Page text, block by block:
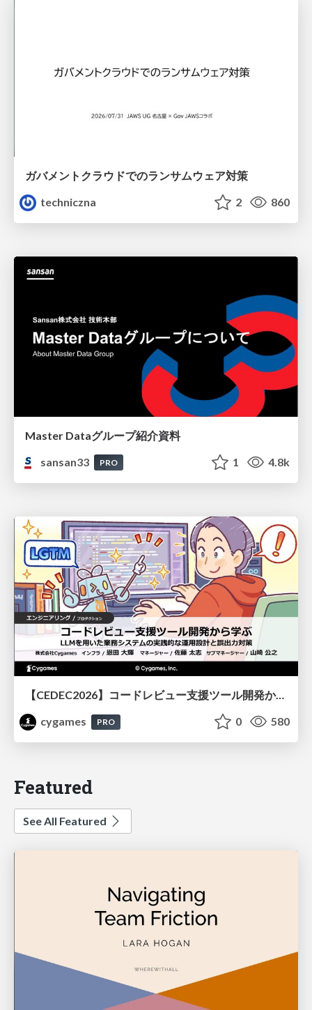
ガバメントクラウドでのランサムウェア対策
techniczna
2 860
Master Dataグループ紹介資料
sansan33
PRO 1 4.8k
【CEDEC2026】コードレビュー支援ツール開発から学ぶ：LLMを用いた業務システムの実践的な運用設計と誤出力対策
cygames
PRO 0 580
Featured
See All Featured